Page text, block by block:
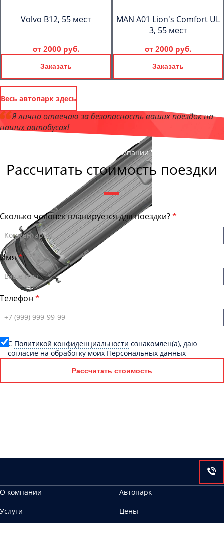
Volvo B12, 55 мест
от 2000 руб.
Заказать
MAN A01 Lion's Comfort UL
3, 55 мест
от 2000 руб.
Заказать
Весь автопарк здесь
Я лично отвечаю за безопасность ваших поездок на
наших автобусах!
, директор компании "ЯроБас"
Рассчитать стоимость поездки
Сколько человек планируется для поездки?
Имя
Телефон
C Политикой конфиденциальности ознакомлен(а), даю
согласие на обработку моих Персональных данных
Рассчитать стоимость
О компании
Автопарк
Услуги
Цены